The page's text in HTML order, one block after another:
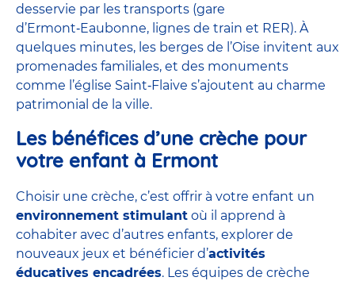
desservie par les transports (gare
d’Ermont‑Eaubonne, lignes de train et RER). À
quelques minutes, les berges de l’Oise invitent aux
promenades familiales, et des monuments
comme l’église Saint‑Flaive s’ajoutent au charme
patrimonial de la ville.
Les bénéfices d’une crèche pour
votre enfant à Ermont
Choisir une crèche, c’est offrir à votre enfant un
environnement stimulant où il apprend à
cohabiter avec d’autres enfants, explorer de
nouveaux jeux et bénéficier d’activités
éducatives encadrées. Les équipes de crèche